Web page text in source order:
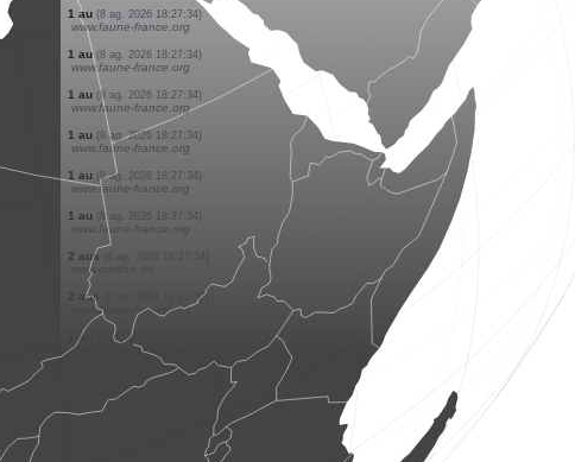
1 au (8 ag. 2026 18:27:35)
www.faune-france.org
1 au (8 ag. 2026 18:27:34)
www.faune-france.org
1 au (8 ag. 2026 18:27:34)
www.faune-france.org
1 au (8 ag. 2026 18:27:34)
www.faune-france.org
1 au (8 ag. 2026 18:27:34)
www.faune-france.org
2 aus (8 ag. 2026 18:27:34)
www.faune-france.org
1 au (8 ag. 2026 18:27:34)
www.faune-france.org
1 au (8 ag. 2026 18:27:34)
www.faune-france.org
1 au (8 ag. 2026 18:27:34)
www.faune-france.org
(8 ag. 2026 18:27:34)
www.faune-france.org
1 au